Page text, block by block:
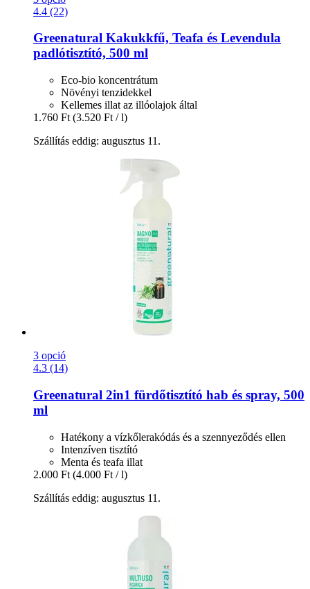
4.4 (22)
Greenatural Kakukkfű, Teafa és Levendula
padlótisztító, 500 ml
Eco-bio koncentrátum
Növényi tenzidekkel
Kellemes illat az illóolajok által
1.760 Ft (3.520 Ft / l)
Szállítás eddig: augusztus 11.
3 opció
4.3 (14)
Greenatural 2in1 fürdőtisztító hab és spray, 500
ml
Hatékony a vízkőlerakódás és a szennyeződés ellen
Intenzíven tisztító
Menta és teafa illat
2.000 Ft (4.000 Ft / l)
Szállítás eddig: augusztus 11.